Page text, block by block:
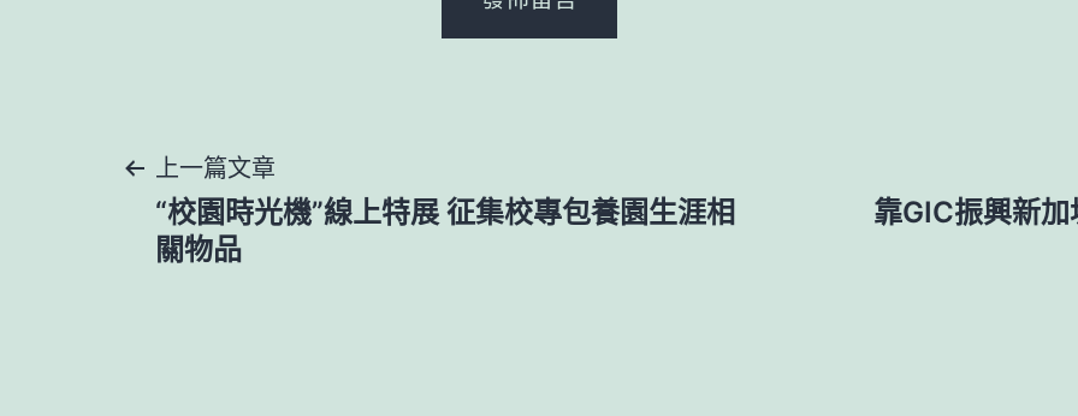
文
章
上一篇文章
“校園時光機”線上特展 征集校專包養園生涯相
關物品
靠GIC振興新